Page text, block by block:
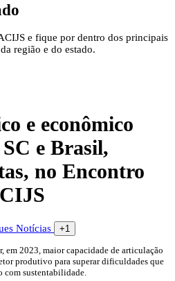
e fique por dentro dos principais
região e do estado.
e econômico
e Brasil,
no Encontro
Notícias +1
em 2023, maior capacidade de articulação
produtivo para superar dificuldades que
com sustentabilidade.